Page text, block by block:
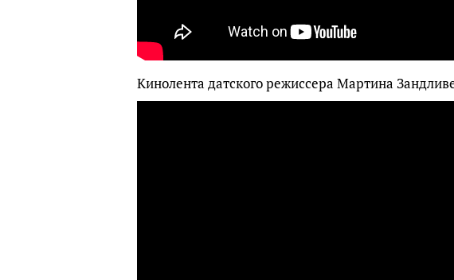
Кинолента датского режиссера Мартина